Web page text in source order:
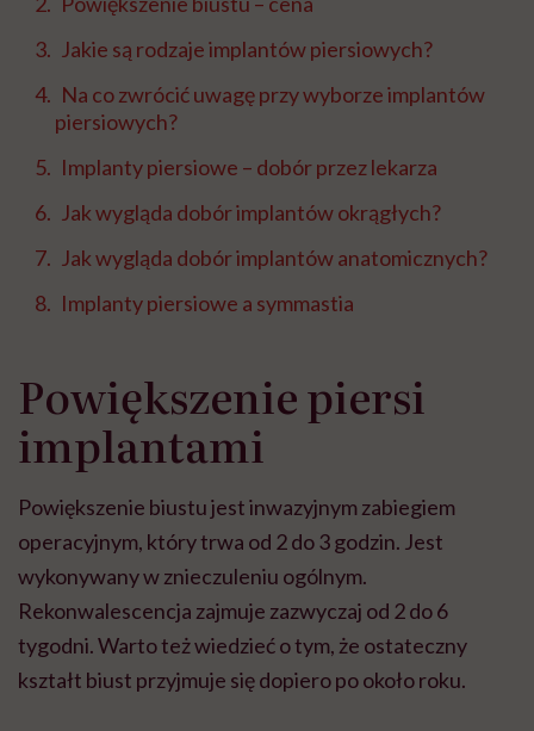
Jakie są rodzaje implantów piersiowych?
Na co zwrócić uwagę przy wyborze implantów
piersiowych?
Implanty piersiowe – dobór przez lekarza
Jak wygląda dobór implantów okrągłych?
Jak wygląda dobór implantów anatomicznych?
Implanty piersiowe a symmastia
Powiększenie piersi
implantami
Powiększenie biustu jest inwazyjnym zabiegiem
operacyjnym, który trwa od 2 do 3 godzin. Jest
wykonywany w znieczuleniu ogólnym.
Rekonwalescencja zajmuje zazwyczaj od 2 do 6
tygodni. Warto też wiedzieć o tym, że ostateczny
kształt biust przyjmuje się dopiero po około roku.